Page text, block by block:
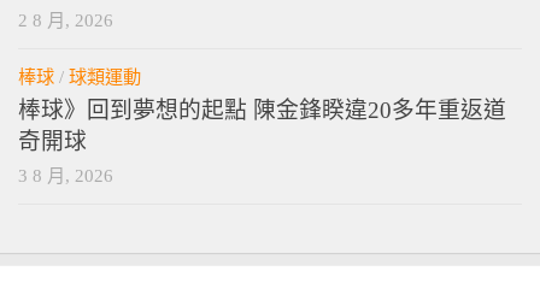
2 8 月, 2026
棒球 / 球類運動
棒球》回到夢想的起點 陳金鋒睽違20多年重返道
奇開球
3 8 月, 2026